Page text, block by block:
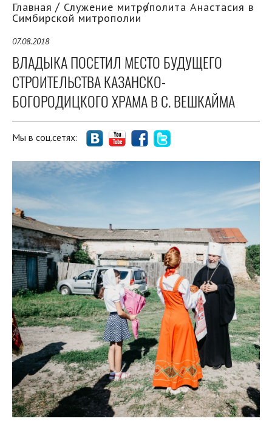
Главная Служение митрополита Анастасия в
Симбирской митрополии
07.08.2018
ВЛАДЫКА ПОСЕТИЛ МЕСТО БУДУЩЕГО
СТРОИТЕЛЬСТВА КАЗАНСКО-
БОГОРОДИЦКОГО ХРАМА В С. ВЕШКАЙМА
Мы в соц.сетях: